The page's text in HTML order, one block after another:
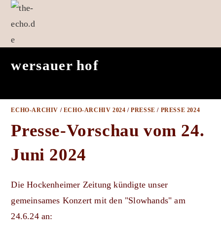
Zum
wersauer hof
ECHO-ARCHIV / ECHO-ARCHIV 2024 /PRESSE / PRESSE 2024
Presse-Vorschau vom 24.
Juni 2024
Die Hockenheimer Zeitung kündigte unser
gemeinsames Konzert mit den "Slowhands" am
24.6.24 an: